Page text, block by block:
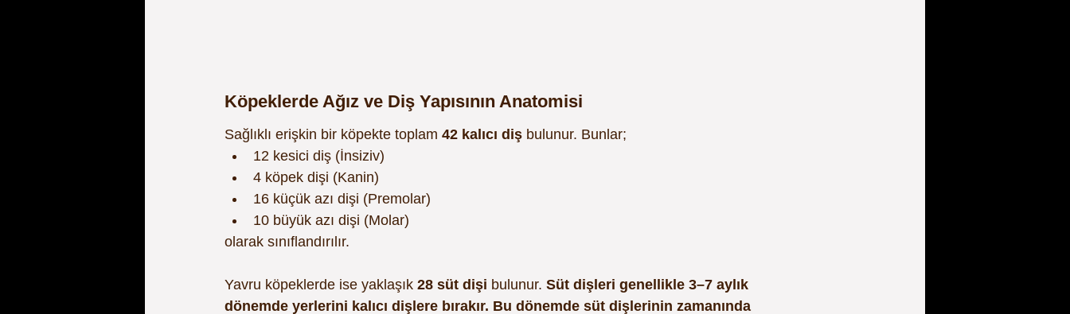
Köpeklerde Ağız ve Diş Yapısının Anatomisi
Sağlıklı erişkin bir köpekte toplam 42 kalıcı diş bulunur. Bunlar;
12 kesici diş (İnsiziv)
4 köpek dişi (Kanin)
16 küçük azı dişi (Premolar)
10 büyük azı dişi (Molar)
olarak sınıflandırılır.
Yavru köpeklerde ise yaklaşık 28 süt dişi bulunur. Süt dişleri genellikle 3–7 aylık
dönemde yerlerini kalıcı dişlere bırakır. Bu dönemde süt dişlerinin zamanında